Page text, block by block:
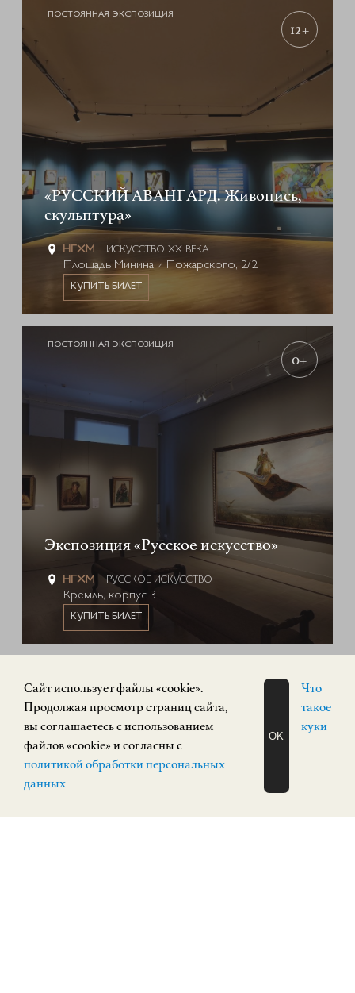
ПОСТОЯННАЯ ЭКСПОЗИЦИЯ
12+
«РУССКИЙ АВАНГАРД. Живопись,
скульптура»
ИСКУССТВО XX ВЕКА
Площадь Минина и Пожарского, 2/2
КУПИТЬ БИЛЕТ
ПОСТОЯННАЯ ЭКСПОЗИЦИЯ
0+
Экспозиция «Русское искусство»
РУССКОЕ ИСКУССТВО
Кремль, корпус 3
КУПИТЬ БИЛЕТ
0+
ЗАПИСАТЬСЯ
НА ЭКСКУРСИЮ
Cайт использует файлы «cookie».
Продолжая просмотр страниц сайта,
вы соглашаетесь с использованием
файлов «cookie» и согласны с
политикой обработки персональных
данных
OK
Что
такое
куки